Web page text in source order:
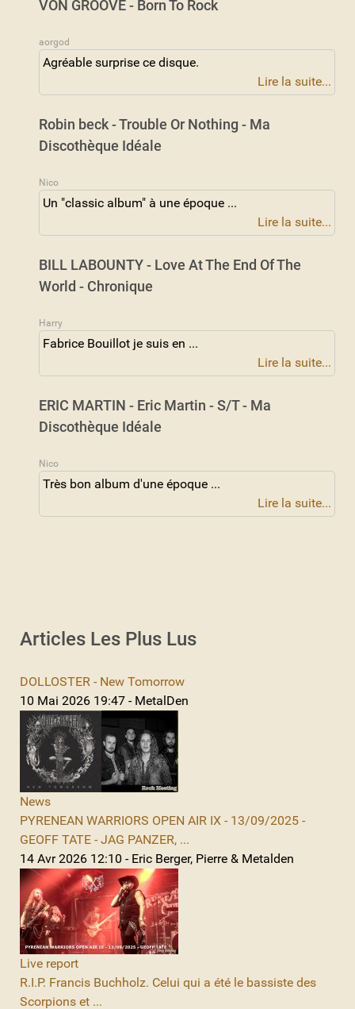
VON GROOVE - Born To Rock
aorgod
Agréable surprise ce disque.
Lire la suite...
Robin beck - Trouble Or Nothing - Ma
Discothèque Idéale
Nico
Un "classic album" à une époque ...
Lire la suite...
BILL LABOUNTY - Love At The End Of The
World - Chronique
Harry
Fabrice Bouillot je suis en ...
Lire la suite...
ERIC MARTIN - Eric Martin - S/T - Ma
Discothèque Idéale
Nico
Très bon album d'une époque ...
Lire la suite...
Articles Les Plus Lus
DOLLOSTER - New Tomorrow
10 Mai 2026 19:47 - MetalDen
News
PYRENEAN WARRIORS OPEN AIR IX - 13/09/2025 -
GEOFF TATE - JAG PANZER, ...
14 Avr 2026 12:10 - Eric Berger, Pierre & Metalden
Live report
R.I.P. Francis Buchholz. Celui qui a été le bassiste des
Scorpions et ...